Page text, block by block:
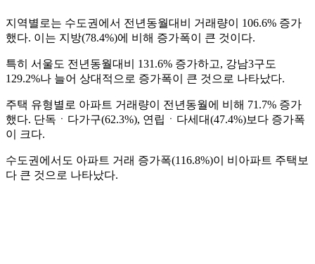
지역별로는 수도권에서 전년동월대비 거래량이 106.6% 증가
했다. 이는 지방(78.4%)에 비해 증가폭이 큰 것이다.
특히 서울도 전년동월대비 131.6% 증가하고, 강남3구도
129.2%나 늘어 상대적으로 증가폭이 큰 것으로 나타났다.
주택 유형별로 아파트 거래량이 전년동월에 비해 71.7% 증가
했다. 단독ㆍ다가구(62.3%), 연립ㆍ다세대(47.4%)보다 증가폭
이 크다.
수도권에서도 아파트 거래 증가폭(116.8%)이 비아파트 주택보
다 큰 것으로 나타났다.